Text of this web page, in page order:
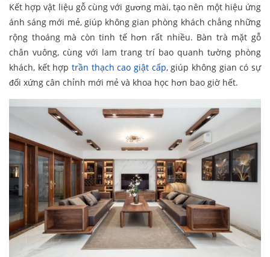
Kết hợp vật liệu gỗ cùng với gương mài, tạo nên một hiệu ứng
ánh sáng mới mẻ, giúp không gian phòng khách chẳng những
rộng thoáng mà còn tinh tế hơn rất nhiều. Bàn trà mặt gỗ
chân vuông, cùng với lam trang trí bao quanh tường phòng
khách, kết hợp trần thạch cao giật cấp, giúp không gian có sự
đối xứng cân chỉnh mới mẻ và khoa học hơn bao giờ hết.